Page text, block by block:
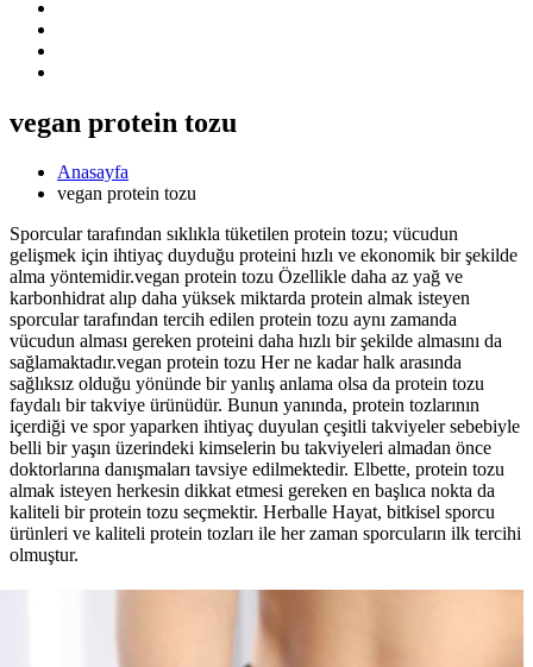
vegan protein tozu
Anasayfa
vegan protein tozu
Sporcular tarafından sıklıkla tüketilen protein tozu; vücudun
gelişmek için ihtiyaç duyduğu proteini hızlı ve ekonomik bir şekilde
alma yöntemidir.vegan protein tozu Özellikle daha az yağ ve
karbonhidrat alıp daha yüksek miktarda protein almak isteyen
sporcular tarafından tercih edilen protein tozu aynı zamanda
vücudun alması gereken proteini daha hızlı bir şekilde almasını da
sağlamaktadır.vegan protein tozu Her ne kadar halk arasında
sağlıksız olduğu yönünde bir yanlış anlama olsa da protein tozu
faydalı bir takviye ürünüdür. Bunun yanında, protein tozlarının
içerdiği ve spor yaparken ihtiyaç duyulan çeşitli takviyeler sebebiyle
belli bir yaşın üzerindeki kimselerin bu takviyeleri almadan önce
doktorlarına danışmaları tavsiye edilmektedir. Elbette, protein tozu
almak isteyen herkesin dikkat etmesi gereken en başlıca nokta da
kaliteli bir protein tozu seçmektir. Herballe Hayat, bitkisel sporcu
ürünleri ve kaliteli protein tozları ile her zaman sporcuların ilk tercihi
olmuştur.